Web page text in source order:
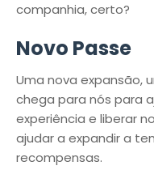
companhia, certo?
Novo Passe
Uma nova expansão,
chega para nós para
experiência e liberar
ajudar a expandir a
recompensas.